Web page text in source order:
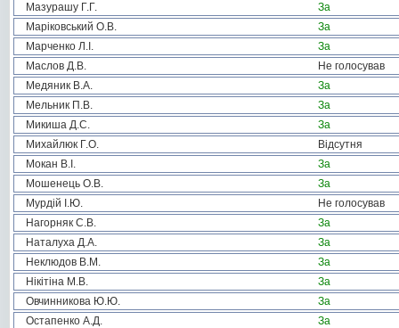
Мазурашу Г.Г.
За
Маріковський О.В.
За
Марченко Л.І.
За
Маслов Д.В.
Не голосував
Медяник В.А.
За
Мельник П.В.
За
Микиша Д.С.
За
Михайлюк Г.О.
Відсутня
Мокан В.І.
За
Мошенець О.В.
За
Мурдій І.Ю.
Не голосував
Нагорняк С.В.
За
Наталуха Д.А.
За
Неклюдов В.М.
За
Нікітіна М.В.
За
Овчинникова Ю.Ю.
За
Остапенко А.Д.
За